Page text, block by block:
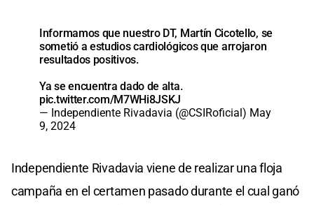
Informamos que nuestro DT, Martín Cicotello, se
sometió a estudios cardiológicos que arrojaron
resultados positivos.
Ya se encuentra dado de alta.
pic.twitter.com/M7WHi8JSKJ
— Independiente Rivadavia (@CSIRoficial) May
9, 2024
Independiente Rivadavia viene de realizar una floja
campaña en el certamen pasado durante el cual ganó